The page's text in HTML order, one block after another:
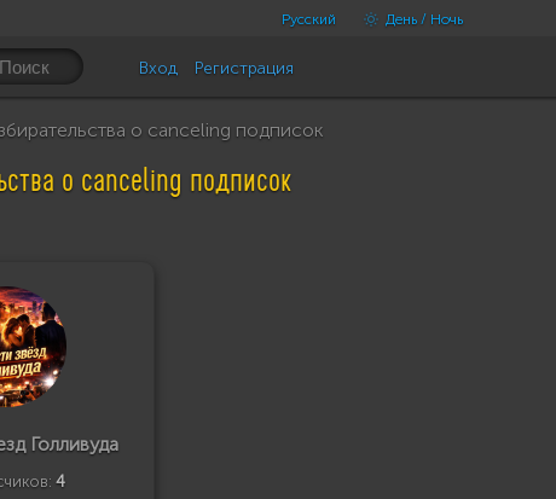
Русский День / Ночь
Вход Регистрация
о canceling подписок
о canceling подписок
Голливуда
4